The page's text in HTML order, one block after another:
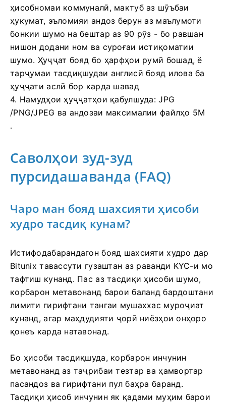
ҳисобномаи коммуналӣ, мактуб аз шӯъбаи
ҳукумат, эъломияи андоз берун аз маълумоти
бонкии шумо на бештар аз 90 рӯз - бо равшан
нишон додани ном ва суроғаи истиқоматии
шумо. Ҳуҷҷат бояд бо ҳарфҳои румӣ бошад, ё
тарҷумаи тасдиқшудаи англисӣ бояд илова ба
ҳуҷҷати аслӣ бор карда шавад
4. Намудҳои ҳуҷҷатҳои қабулшуда: JPG
/PNG/JPEG ва андозаи максималии файлҳо 5M
.
Саволҳои зуд-зуд
пурсидашаванда (FAQ)
Чаро ман бояд шахсияти ҳисоби
худро тасдиқ кунам?
Истифодабарандагон бояд шахсияти худро дар
Bitunix тавассути гузаштан аз раванди KYC-и мо
тафтиш кунанд. Пас аз тасдиқи ҳисоби шумо,
корбарон метавонанд барои баланд бардоштани
лимити гирифтани тангаи мушаххас муроҷиат
кунанд, агар маҳдудияти ҷорӣ ниёзҳои онҳоро
қонеъ карда натавонад.
Бо ҳисоби тасдиқшуда, корбарон инчунин
метавонанд аз таҷрибаи тезтар ва ҳамвортар
пасандоз ва гирифтани пул баҳра баранд.
Тасдиқи ҳисоб инчунин як қадами муҳим барои